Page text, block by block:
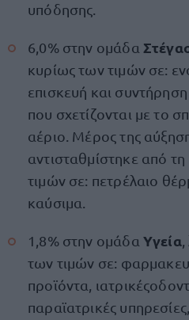
υπόδησης.
6,0% στην ομάδα
κυρίως των τιμών σε:
επισκευή και
που σχετίζονται με το
αέριο. Μέρος της
αντισταθμίστηκε από
τιμών σε: πετρέλαιο
καύσιμα.
1,8% στην ομάδα Υγεία
των τιμών σε:
προϊόντα,
παραϊατρικές